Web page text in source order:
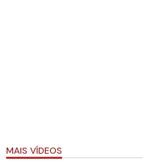
MAIS VÍDEOS